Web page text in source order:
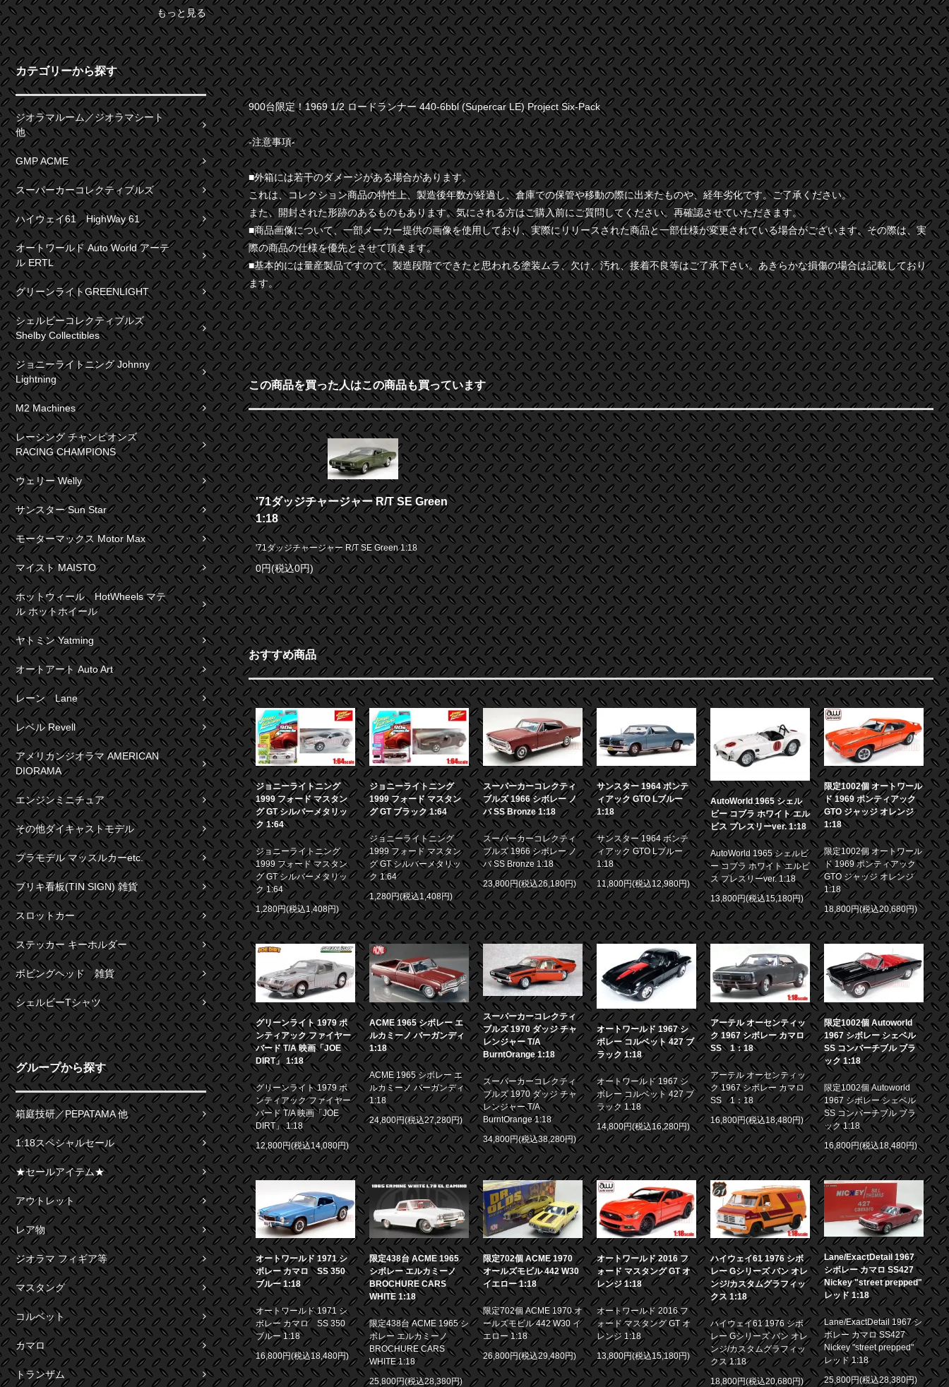
もっと見る
カテゴリーから探す
ジオラマルーム／ジオラマシート
他
GMP ACME
スーパーカーコレクティブルズ
ハイウェイ61 HighWay 61
オートワールド Auto World アーテ
ル ERTL
グリーンライトGREENLIGHT
シェルビーコレクティブルズ
Shelby Collectibles
ジョニーライトニング Johnny
Lightning
M2 Machines
レーシング チャンピオンズ
RACING CHAMPIONS
ウェリー Welly
サンスター Sun Star
モーターマックス Motor Max
マイスト MAISTO
ホットウィール HotWheels マテ
ル ホットホイール
ヤトミン Yatming
オートアート Auto Art
レーン Lane
レベル Revell
アメリカンジオラマ AMERICAN
DIORAMA
エンジンミニチュア
その他ダイキャストモデル
プラモデル マッスルカーetc.
ブリキ看板(TIN SIGN) 雑貨
スロットカー
ステッカー キーホルダー
ボビングヘッド 雑貨
シェルビーTシャツ
グループから探す
箱庭技研／PEPATAMA 他
1:18スペシャルセール
★セールアイテム★
アウトレット
レア物
ジオラマ フィギア等
マスタング
コルベット
カマロ
トランザム
900台限定！1969 1/2 ロードランナー 440-6bbl (Supercar LE) Project Six-Pack
-注意事項-
■外箱には若干のダメージがある場合があります。
これは、コレクション商品の特性上、製造後年数が経過し、倉庫での保管や移動の際に出来たものや、経年劣化です。ご了承ください。
また、開封された形跡のあるものもあります。気にされる方はご購入前にご質問してください。再確認させていただきます。
■商品画像について、一部メーカー提供の画像を使用しており、実際にリリースされた商品と一部仕様が変更されている場合がございます。その際は、実
際の商品の仕様を優先とさせて頂きます。
■基本的には量産製品ですので、製造段階でできたと思われる塗装ムラ、欠け、汚れ、接着不良等はご了承下さい。あきらかな損傷の場合は記載しており
ます。
この商品を買った人はこの商品も買っています
'71ダッジチャージャー R/T SE Green
1:18
'71ダッジチャージャー R/T SE Green 1:18
0円(税込0円)
おすすめ商品
ジョニーライトニング
1999 フォード マスタン
グ GT シルバーメタリッ
ク 1:64
ジョニーライトニング
1999 フォード マスタン
グ GT シルバーメタリッ
ク 1:64
1,280円(税込1,408円)
ジョニーライトニング
1999 フォード マスタン
グ GT ブラック 1:64
ジョニーライトニング
1999 フォード マスタン
グ GT シルバーメタリッ
ク 1:64
1,280円(税込1,408円)
スーパーカーコレクティ
ブルズ 1966 シボレー ノ
バ SS Bronze 1:18
スーパーカーコレクティ
ブルズ 1966 シボレー ノ
バ SS Bronze 1:18
23,800円(税込26,180円)
サンスター 1964 ポンテ
ィアック GTO Lブルー
1:18
サンスター 1964 ポンテ
ィアック GTO Lブルー
1:18
11,800円(税込12,980円)
AutoWorld 1965 シェル
ビー コブラ ホワイト エル
ビス プレスリーver. 1:18
AutoWorld 1965 シェルビ
ー コブラ ホワイト エルビ
ス プレスリーver. 1:18
13,800円(税込15,180円)
限定1002個 オートワール
ド 1969 ポンティアック
GTO ジャッジ オレンジ
1:18
限定1002個 オートワール
ド 1969 ポンティアック
GTO ジャッジ オレンジ
1:18
18,800円(税込20,680円)
グリーンライト 1979 ポ
ンティアック ファイヤー
バード T/A 映画「JOE
DIRT」 1:18
グリーンライト 1979 ポ
ンティアック ファイヤー
バード T/A 映画「JOE
DIRT」 1:18
12,800円(税込14,080円)
ACME 1965 シボレー エ
ルカミーノ バーガンディ
1:18
ACME 1965 シボレー エ
ルカミーノ バーガンディ
1:18
24,800円(税込27,280円)
スーパーカーコレクティ
ブルズ 1970 ダッジ チャ
レンジャー T/A
BurntOrange 1:18
スーパーカーコレクティ
ブルズ 1970 ダッジ チャ
レンジャー T/A
BurntOrange 1:18
34,800円(税込38,280円)
オートワールド 1967 シ
ボレー コルベット 427 ブ
ラック 1:18
オートワールド 1967 シ
ボレー コルベット 427 ブ
ラック 1:18
14,800円(税込16,280円)
アーテル オーセンティッ
ク 1967 シボレー カマロ
SS 1：18
アーテル オーセンティッ
ク 1967 シボレー カマロ
SS 1：18
16,800円(税込18,480円)
限定1002個 Autoworld
1967 シボレー シェベル
SS コンバーチブル ブラ
ック 1:18
限定1002個 Autoworld
1967 シボレー シェベル
SS コンバーチブル ブラ
ック 1:18
16,800円(税込18,480円)
オートワールド 1971 シ
ボレー カマロ SS 350
ブルー 1:18
オートワールド 1971 シ
ボレー カマロ SS 350
ブルー 1:18
16,800円(税込18,480円)
限定438台 ACME 1965
シボレー エルカミーノ
BROCHURE CARS
WHITE 1:18
限定438台 ACME 1965 シ
ボレー エルカミーノ
BROCHURE CARS
WHITE 1:18
25,800円(税込28,380円)
限定702個 ACME 1970
オールズモビル 442 W30
イエロー 1:18
限定702個 ACME 1970 オ
ールズモビル 442 W30 イ
エロー 1:18
26,800円(税込29,480円)
オートワールド 2016 フ
ォード マスタング GT オ
レンジ 1:18
オートワールド 2016 フ
ォード マスタング GT オ
レンジ 1:18
13,800円(税込15,180円)
ハイウェイ61 1976 シボ
レー Gシリーズ バン オレ
ンジ/カスタムグラフィッ
クス 1:18
ハイウェイ61 1976 シボ
レー Gシリーズ バン オレ
ンジ/カスタムグラフィッ
クス 1:18
18,800円(税込20,680円)
Lane/ExactDetail 1967
シボレー カマロ SS427
Nickey "street prepped"
レッド 1:18
Lane/ExactDetail 1967 シ
ボレー カマロ SS427
Nickey "street prepped"
レッド 1:18
25,800円(税込28,380円)